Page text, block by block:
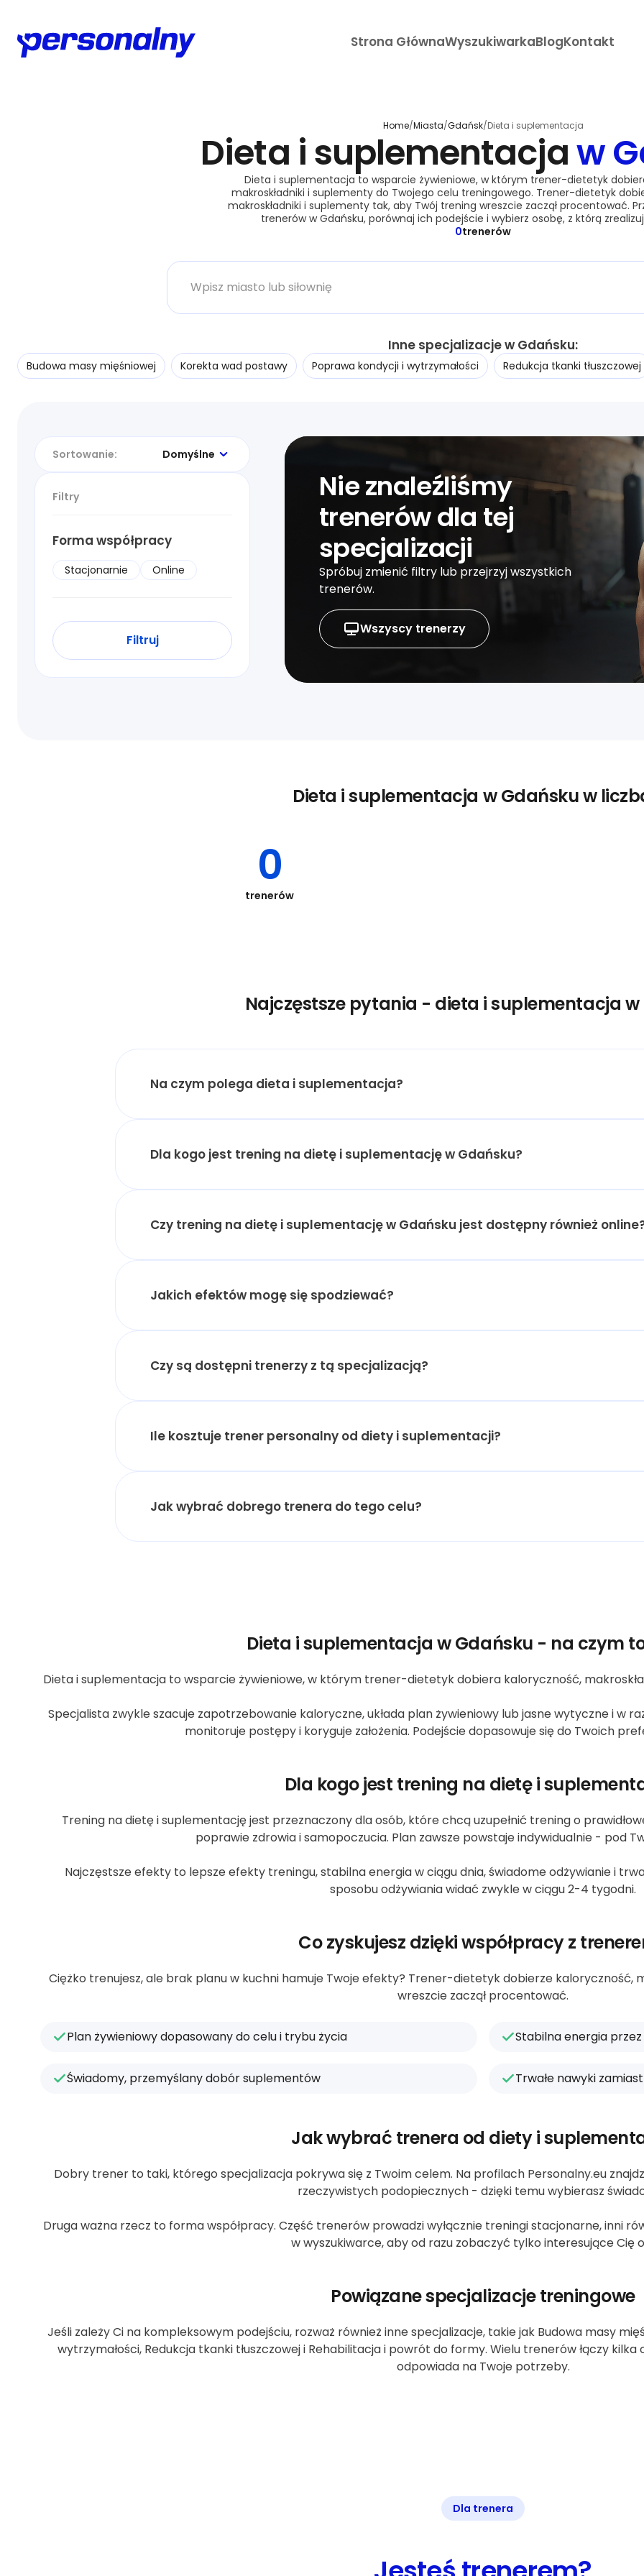
Strona GłównaWyszukiwarkaBlogKontakt
Home/Miasta/Gdańsk/Dieta i suplementacja
Dieta i suplementacjaw
Dieta i suplementacja to wsparcie żywieniowe, w którym trener-dietetyk
makroskładniki i suplementy do Twojego celu treningowego. Trener-dietetyk
makroskładniki i suplementy tak, aby Twój trening wreszcie zaczął procentować.
trenerów w Gdańsku, porównaj ich podejście i wybierz osobę, z którą
0trenerów
Miasto lub siłownia
Inne specjalizacje w Gdańsku:
Budowa masy mięśniowej Korekta wad postawy Poprawa kondycji i wytrzymałości Redukcja tkanki tłuszczowej
Sortowanie: Domyślne
Filtry
Forma współpracy
Stacjonarnie Online
Filtruj
Nie znaleźliśmy
trenerów dla tej
specjalizacji
Spróbuj zmienić filtry lub przejrzyj wszystkich
trenerów.
Wszyscy trenerzy
Dieta i suplementacja w Gdańsku w
0
trenerów
Najczęstsze pytania - dieta i suplementacja
Na czym polega dieta i suplementacja?
Dla kogo jest trening na dietę i suplementację w Gdańsku?
Czy trening na dietę i suplementację w Gdańsku jest dostępny również
Jakich efektów mogę się spodziewać?
Czy są dostępni trenerzy z tą specjalizacją?
Ile kosztuje trener personalny od diety i suplementacji?
Jak wybrać dobrego trenera do tego celu?
Dieta i suplementacja w Gdańsku - na czym
Dieta i suplementacja to wsparcie żywieniowe, w którym trener-dietetyk dobiera kaloryczność,
Specjalista zwykle szacuje zapotrzebowanie kaloryczne, układa plan żywieniowy lub jasne wytyczne i w
monitoruje postępy i koryguje założenia. Podejście dopasowuje się do Twoich
Dla kogo jest trening na dietę i
Trening na dietę i suplementację jest przeznaczony dla osób, które chcą uzupełnić trening o
poprawie zdrowia i samopoczucia. Plan zawsze powstaje indywidualnie - pod
Najczęstsze efekty to lepsze efekty treningu, stabilna energia w ciągu dnia, świadome odżywianie i
sposobu odżywiania widać zwykle w ciągu 2-4 tygodni.
Co zyskujesz dzięki współpracy z
Ciężko trenujesz, ale brak planu w kuchni hamuje Twoje efekty? Trener-dietetyk dobierze kaloryczność,
wreszcie zaczął procentować.
Plan żywieniowy dopasowany do celu i trybu życia Stabilna energia przez
Świadomy, przemyślany dobór suplementów Trwałe nawyki
Jak wybrać trenera od diety i
Dobry trener to taki, którego specjalizacja pokrywa się z Twoim celem. Na profilach Personalny.eu
rzeczywistych podopiecznych - dzięki temu wybierasz
Druga ważna rzecz to forma współpracy. Część trenerów prowadzi wyłącznie treningi stacjonarne, inni
w wyszukiwarce, aby od razu zobaczyć tylko interesujące Cię
Powiązane specjalizacje treningowe
Jeśli zależy Ci na kompleksowym podejściu, rozważ również inne specjalizacje, takie jak Budowa masy
wytrzymałości, Redukcja tkanki tłuszczowej i Rehabilitacja i powrót do formy. Wielu trenerów łączy
odpowiada na Twoje potrzeby.
Dla trenera